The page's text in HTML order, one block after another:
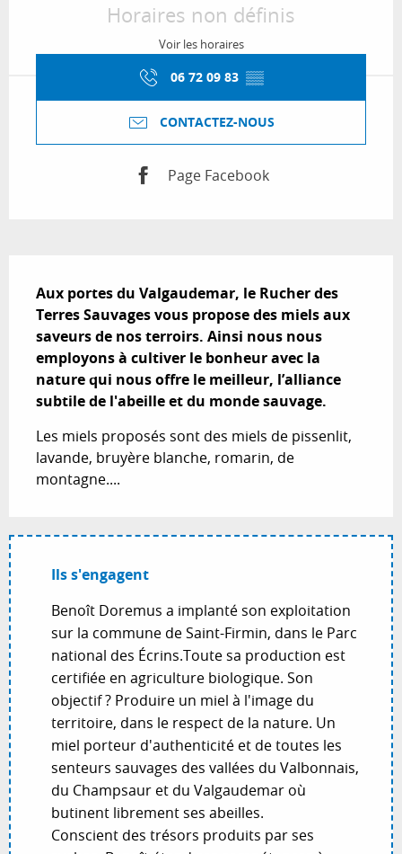
Horaires non définis
Voir les horaires
06 72 09 83 ▒▒
CONTACTEZ-NOUS
Page Facebook
Aux portes du Valgaudemar, le Rucher des
Terres Sauvages vous propose des miels aux
saveurs de nos terroirs. Ainsi nous nous
employons à cultiver le bonheur avec la
nature qui nous offre le meilleur, l’alliance
subtile de l'abeille et du monde sauvage.
Les miels proposés sont des miels de pissenlit,
lavande, bruyère blanche, romarin, de
montagne....
Ils s'engagent
Benoît Doremus a implanté son exploitation
sur la commune de Saint-Firmin, dans le Parc
national des Écrins.Toute sa production est
certifiée en agriculture biologique. Son
objectif ? Produire un miel à l'image du
territoire, dans le respect de la nature. Un
miel porteur d'authenticité et de toutes les
senteurs sauvages des vallées du Valbonnais,
du Champsaur et du Valgaudemar où
butinent librement ses abeilles.
Conscient des trésors produits par ses